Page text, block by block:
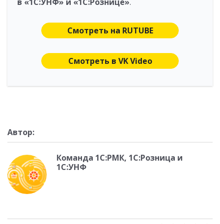
Смотреть на RUTUBE
Смотреть в VK Video
Автор:
Команда 1С:РМК, 1С:Розница и
1С:УНФ